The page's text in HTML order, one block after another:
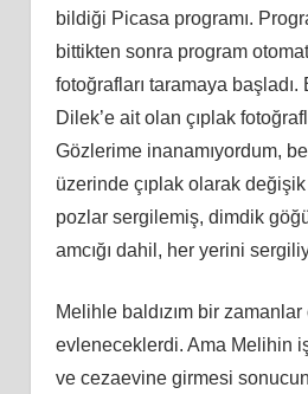
bildiği Picasa programı.
bittikten sonra program
fotoğrafları taramaya başladı.
Dilek’e ait olan çıplak
Gözlerime inanamıyordum,
üzerinde çıplak olarak
pozlar sergilemiş, dimdik
amcığı dahil, her yerini
Melihle baldızım bir zamanlar
evleneceklerdi. Ama Melihin
ve cezaevine girmesi